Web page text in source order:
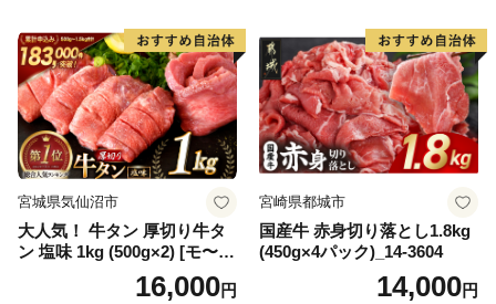
宮城県気仙沼市
大人気！ 牛タン 厚切り牛タ
ン 塩味 1kg (500g×2) [モ〜ラ
ンド 宮城県 気仙沼市 205646
60] 肉 牛肉 精肉 牛たん 牛タ
16,000円
宮崎県都城市
国産牛 赤身切り落とし1.8kg
(450g×4パック)_14-3604
14,000円